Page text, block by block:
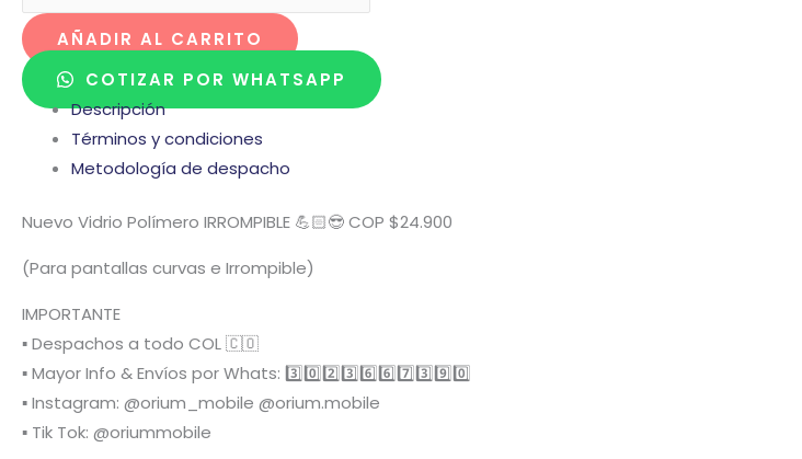
AÑADIR AL CARRITO
COTIZAR POR WHATSAPP
Descripción
Términos y condiciones
Metodología de despacho
Nuevo Vidrio Polímero IRROMPIBLE 💪🏻😎 COP $24.900
(Para pantallas curvas e Irrompible)
IMPORTANTE
▪️ Despachos a todo COL 🇨🇴
▪️ Mayor Info & Envíos por Whats: 3️⃣0️⃣2️⃣3️⃣6️⃣6️⃣7️⃣3️⃣9️⃣0️⃣
▪️ Instagram: @orium_mobile @orium.mobile
▪️ Tik Tok: @oriummobile